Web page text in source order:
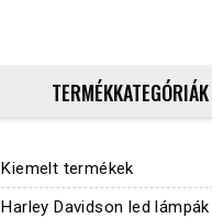
TERMÉKKATEGÓRIÁK
Kiemelt termékek
Harley Davidson led lámpák